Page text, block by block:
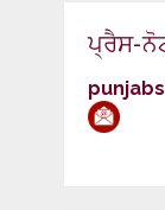
ਪ੍ਰੈਸ-